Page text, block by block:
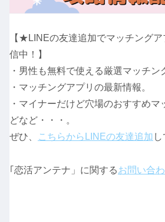
【★LINEの友達追加でマッチング
信中！】
・男性も無料で使える厳選マッチン
・マッチングアプリの最新情報。
・マイナーだけど穴場のおすす
どなど・・・。
ぜひ、
こちらからLINEの友達追加
｢恋活アンテナ」に関するお問い合